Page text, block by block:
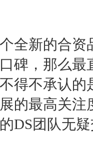
新的合资
碑，那么
得不承认
的最高关
DS团队无